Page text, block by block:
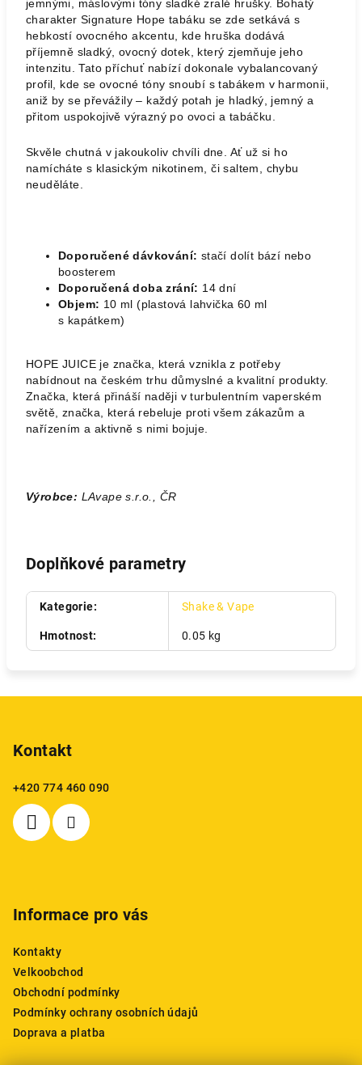
jemnými, máslovými tóny sladké zralé hrušky. Bohatý
charakter Signature Hope tabáku se zde setkává s
hebkostí ovocného akcentu, kde hruška dodává
příjemně sladký, ovocný dotek, který zjemňuje jeho
intenzitu. Tato příchuť nabízí dokonale vybalancovaný
profil, kde se ovocné tóny snoubí s tabákem v harmonii,
aniž by se převážily – každý potah je hladký, jemný a
přitom uspokojivě výrazný po ovoci a tabáčku.
Skvěle chutná v jakoukoliv chvíli dne. Ať už si ho
namícháte s klasickým nikotinem, či saltem, chybu
neuděláte.
Doporučené dávkování: stačí dolít bází nebo
boosterem
Doporučená doba zrání: 14 dní
Objem: 10 ml (plastová lahvička 60 ml
s kapátkem)
HOPE JUICE je značka, která vznikla z potřeby
nabídnout na českém trhu důmyslné a kvalitní produkty.
Značka, která přináší naději v turbulentním vaperském
světě, značka, která rebeluje proti všem zákazům a
nařízením a aktivně s nimi bojuje.
Výrobce: LAvape s.r.o., ČR
Doplňkové parametry
Kategorie: Shake & Vape
Hmotnost: 0.05 kg
Kontakt
+420 774 460 090
Informace pro vás
Kontakty
Velkoobchod
Obchodní podmínky
Podmínky ochrany osobních údajů
Doprava a platba